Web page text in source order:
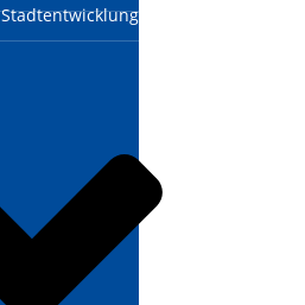
Stadtentwicklung